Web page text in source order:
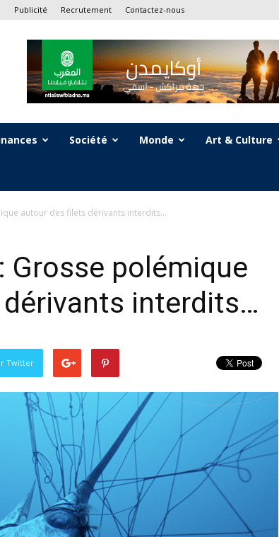
Publicité Recrutement Contactez-nous
Société Monde Art & Culture
autour des filets dérivants interdits…
Grosse polémique
interdits…
Twitter